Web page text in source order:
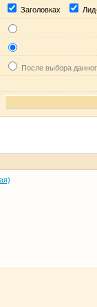
Заголовках
После выбора